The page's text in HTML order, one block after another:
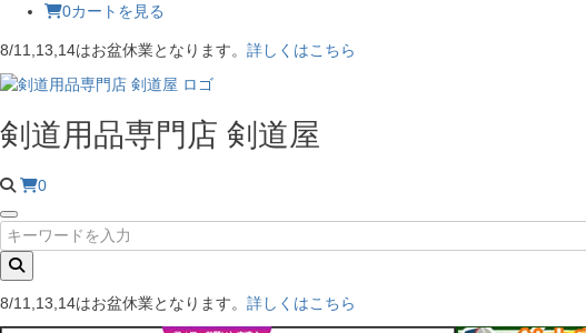
0カートを見る
8/11,13,14はお盆休業となります。 詳しくはこちら
剣道用品専門店 剣道屋
0
8/11,13,14はお盆休業となります。 詳しくはこちら